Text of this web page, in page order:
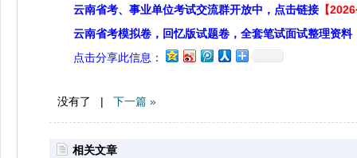
云南省考、事业单位考试交流群开放中，点击链接 【
云南省考模拟卷，回忆版试题卷，全套笔试面试整理资料
点击分享此信息：
没有了 | 下一篇 »
相关文章